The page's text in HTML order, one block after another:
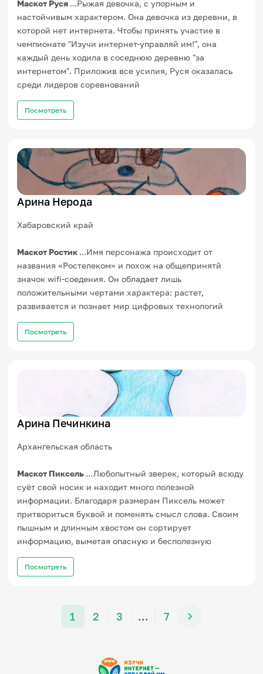
Маскот Руся ...Рыжая девочка, с упорным и
настойчивым характером. Она девочка из деревни, в
которой нет интернета. Чтобы принять участие в
чемпионате "Изучи интернет-управляй им!", она
каждый день ходила в соседнюю деревню "за
интернетом". Приложив все усилия, Руся оказалась
среди лидеров соревнований
Посмотреть
Арина Нерода
Хабаровский край
Маскот Ростик ...Имя персонажа происходит от
названия «Ростелеком» и похож на общепринятй
значок wifi-соедения. Он обладает лишь
положительными чертами характера: растет,
развивается и познает мир цифровых технологий
Посмотреть
Арина Печинкина
Архангельская область
Маскот Пиксель ...Любопытный зверек, который всюду
суёт свой носик и находит много полезной
информации. Благодаря размерам Пиксель может
притвориться буквой и поменять смысл слова. Своим
пышным и длинным хвостом он сортирует
информацию, выметая опасную и бесполезную
Посмотреть
1 2 3 … 7